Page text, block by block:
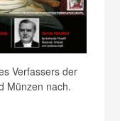
Verfassers der
Münzen nach.